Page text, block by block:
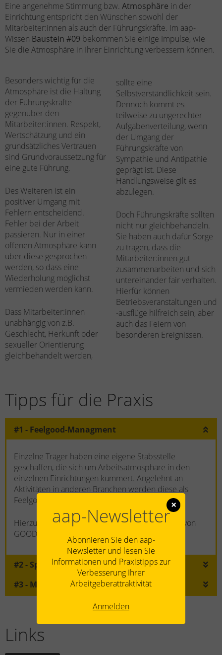
Eine angenehme Stimmung bzw. Atmosphäre in der
Einrichtung entspricht den Wünschen sowohl der
Mitarbeiter:innen als auch der Führungskräfte. Im aap-
Wissen Baustein #09 bekommen Sie einige Impulse, wie
Sie die Atmosphäre in Ihrer Einrichtung verbessern können.
Besonders wichtig für die
Atmosphäre ist die Haltung
der Führungskräfte
gegenüber den
Mitarbeiter:innen. Respekt,
Wertschätzung und ein
grundsätzliches Vertrauen
sind Grundvoraussetzung für
eine gute Führung.
Des Weiteren ist ein
positiver Umgang mit
Fehlern entscheidend.
Fehler bei der Arbeit
passieren. Nur in einer
offenen Atmosphäre kann
über diese gesprochen
werden, so dass eine
Wiederholung möglichst
vermieden werden kann.
Dass Mitarbeiter:innen
unabhängig von z.B.
Geschlecht, Herkunft oder
sexueller Orientierung
gleichbehandelt werden,
sollte eine
Selbstverständlichkeit sein.
Dennoch kommt es
teilweise zu ungerechter
Aufgabenverteilung, wenn
der Umgang der
Führungskräfte von
Sympathie und Antipathie
geprägt ist. Diese
Handlungsweise gilt es
abzulegen.
Doch Führungskräfte sollten
nicht nur gleichbehandeln.
Sie haben auch dafür Sorge
zu tragen, dass die
Mitarbeiter:innen gut
zusammenarbeiten und sich
untereinander fair verhalten.
Hierfür können
Betriebsveranstaltungen und
-ausflüge hilfreich sein, aber
auch das Feiern von
besonderen Ereignissen.
Tipps für die Praxis
#1 - Feelgood-Managment
Einzelne Träger haben eine eigene Stabsstelle
geschaffen, die sich um Arbeitsatmosphäre in den
einzelnen Einrichtungen kümmert. Angelehnt an
Aktivitäten in anderen Branchen werden diese als
Feelgood-Manager bezeichnet.
Hierzu gibt es auch eine zertifizierte Ausbildung von
GOODplace.
#2 - Sprachkenntnisse
#3 - Mitarbeiterbefragungen
Links
aap-Newsletter
Abonnieren Sie den aap-
Newsletter und lesen Sie
Informationen und Praxistipps zur
Verbesserung Ihrer
Arbeitgeberattraktivität
Anmelden
×